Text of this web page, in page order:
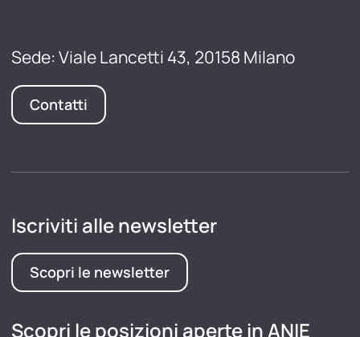
Sede: Viale Lancetti 43, 20158 Milano
Contatti
Iscriviti alle newsletter
Scopri le newsletter
Scopri le posizioni aperte in ANIE